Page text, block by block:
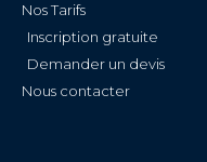
Nos Tarifs
Inscription gratuite
Demander un devis
Nous contacter